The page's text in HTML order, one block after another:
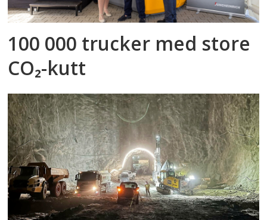
100 000 trucker med store
CO₂-kutt